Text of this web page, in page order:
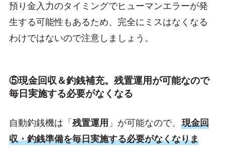
預り金入力のタイミングでヒューマンエラーが発
生する可能性もあるため、完全にミスはなくなる
わけではないので注意しましょう。
⑤現金回収＆釣銭補充。残置運用が可能なので
毎日実施する必要がなくなる
自動釣銭機は「 残置運用 」が可能なので、 現金回
収・釣銭準備を毎日実施する必要がなくなりま